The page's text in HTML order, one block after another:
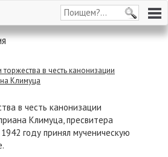
в честь канонизации
Климуца
в честь канонизации
Климуца, пресвитера
году принял мученическую